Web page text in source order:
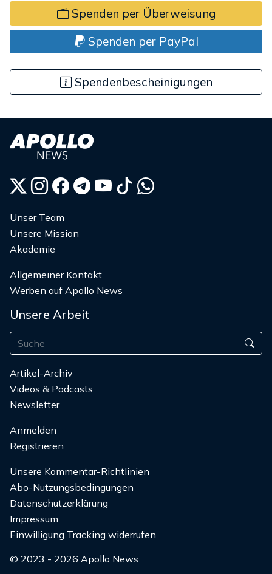
Spenden per Überweisung
Spenden per PayPal
Spendenbescheinigungen
Unser Team
Unsere Mission
Akademie
Allgemeiner Kontakt
Werben auf Apollo News
Unsere Arbeit
Artikel-Archiv
Videos & Podcasts
Newsletter
Anmelden
Registrieren
Unsere Kommentar-Richtlinien
Abo-Nutzungsbedingungen
Datenschutzerklärung
Impressum
Einwilligung Tracking widerrufen
© 2023 - 2026 Apollo News